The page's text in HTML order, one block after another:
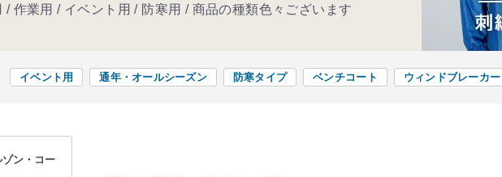
/ 作業用 / イベント用 / 防寒用 / 商品の種類色々ございます
イベント用 通年・オールシーズン 防寒タイプ ベンチコート ウィンドブレーカー
ン・コー